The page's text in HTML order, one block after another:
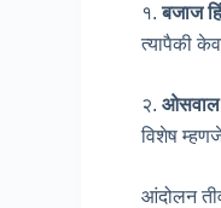
१.बजाज
त्यापैकी
२.ओसवाल
विशेष
आंदोलन